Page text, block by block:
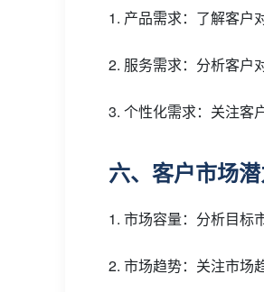
1. 产品需求：了解客户
2. 服务需求：分析客户
3. 个性化需求：关注客
六、客户市场
1. 市场容量：分析目标
2. 市场趋势：关注市场